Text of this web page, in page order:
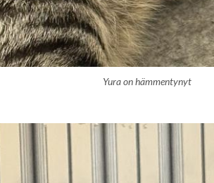
Yura on hämmentynyt